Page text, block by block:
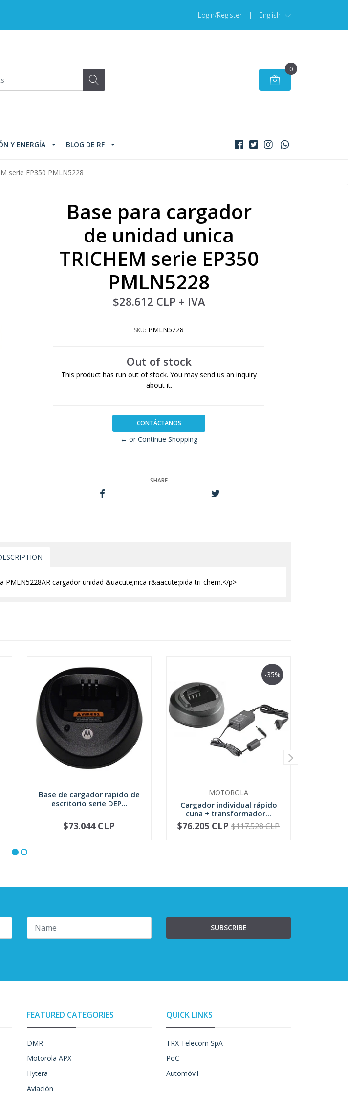
Login/Register | English
0
Y ENERGÍA BLOG DE RF
serie EP350 PMLN5228
Base para cargador
de unidad unica
TRICHEM serie EP350
PMLN5228
$28.612 CLP + IVA
SKU: PMLN5228
Out of stock
This product has run out of stock. You may send us an inquiry
about it.
CONTÁCTANOS
← or Continue Shopping
SHARE
cargador unidad &uacute;nica r&aacute;pida tri-chem.</p>
Base de cargador rapido de
escritorio serie DEP...
+
$73.044 CLP
-35%
MOTOROLA
Cargador individual rápido
cuna + transformador...
+
-
$76.205 CLP $117.528 CLP
SUBSCRIBE
FEATURED CATEGORIES
DMR
Motorola APX
Hytera
Aviación
QUICK LINKS
TRX Telecom SpA
PoC
Automóvil